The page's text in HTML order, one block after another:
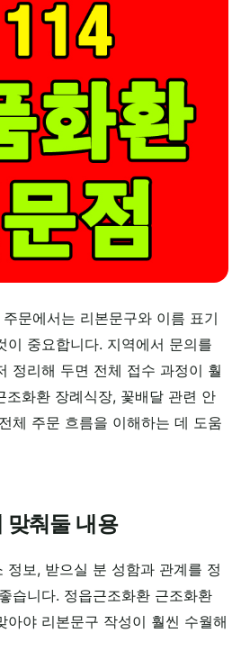
문에서는 리본문구와 이름 표기
이 중요합니다. 지역에서 문의를
정리해 두면 전체 접수 과정이 훨
조화환 장례식장, 꽃배달 관련 안
체 주문 흐름을 이해하는 데 도움
맞춰둘 내용
정보, 받으실 분 성함과 관계를 정
습니다. 정읍근조화환 근조화환
아야 리본문구 작성이 훨씬 수월해